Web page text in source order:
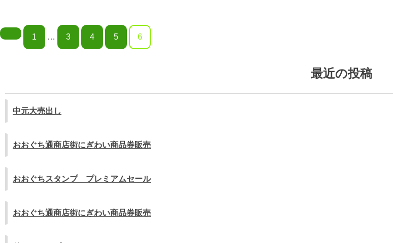
投
ー
1 … 3 4 5 6
最近の投稿
中元大売出し
おおぐち通商店街にぎわい商品券販売
おおぐちスタンプ プレミアムセール
おおぐち通商店街にぎわい商品券販売